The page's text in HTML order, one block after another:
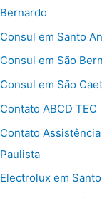
Bernardo
Consul em Santo
Consul em São
Consul em São
Contato ABCD TEC
Contato
Paulista
Electrolux em